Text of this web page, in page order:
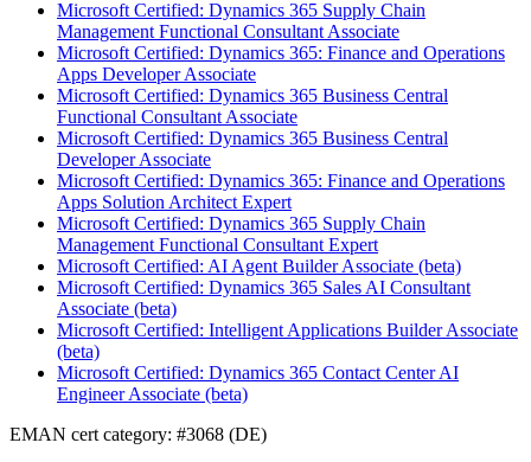
Microsoft Certified: Dynamics 365 Supply Chain
Management Functional Consultant Associate
Microsoft Certified: Dynamics 365: Finance and Operations
Apps Developer Associate
Microsoft Certified: Dynamics 365 Business Central
Functional Consultant Associate
Microsoft Certified: Dynamics 365 Business Central
Developer Associate
Microsoft Certified: Dynamics 365: Finance and Operations
Apps Solution Architect Expert
Microsoft Certified: Dynamics 365 Supply Chain
Management Functional Consultant Expert
Microsoft Certified: AI Agent Builder Associate (beta)
Microsoft Certified: Dynamics 365 Sales AI Consultant
Associate (beta)
Microsoft Certified: Intelligent Applications Builder Associate
(beta)
Microsoft Certified: Dynamics 365 Contact Center AI
Engineer Associate (beta)
EMAN cert category: #3068 (DE)